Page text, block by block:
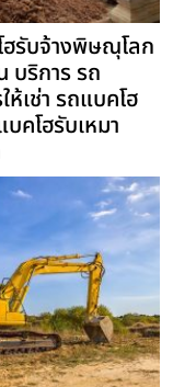
รับจ้างพิษณุโลก
บริการ รถ
ห้เช่า รถแบคโฮ
คโฮรับเหมา